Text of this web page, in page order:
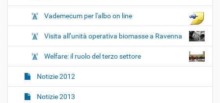
Vademecum per l'albo on line
Visita all’unità operativa biomasse a Ravenna
Welfare: il ruolo del terzo settore
Notizie 2012
Notizie 2013